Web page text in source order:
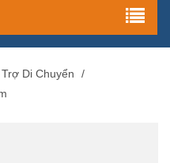
Di Chuyển
/